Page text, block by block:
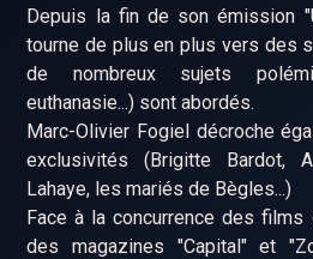
Depuis la fin de son émission
tourne de plus en plus vers des
de nombreux sujets
euthanasie...) sont abordés.
Marc-Olivier Fogiel décroche
exclusivités (Brigitte Bardot,
Lahaye, les mariés de Bègles...)
Face à la concurrence des
des magazines "Capital" et